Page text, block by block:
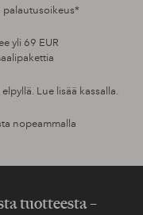
palautusoikeus*
yli 69 EUR
Lue lisää kassalla.
nopeammalla
tuotteesta –